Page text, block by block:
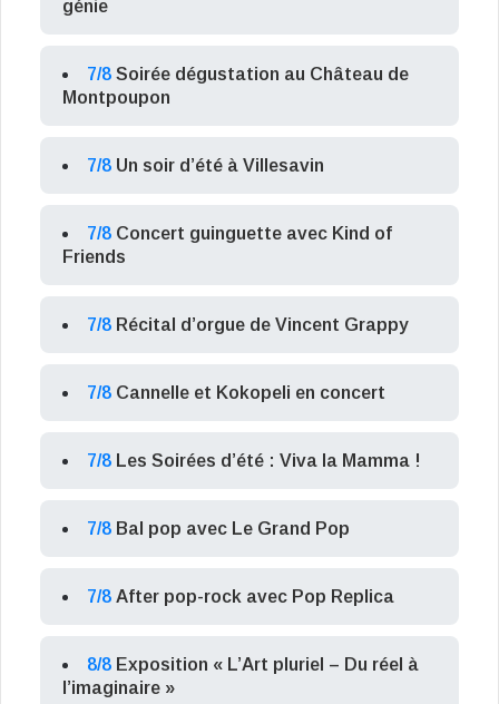
génie
7/8 Soirée dégustation au Château de
Montpoupon
7/8 Un soir d’été à Villesavin
7/8 Concert guinguette avec Kind of
Friends
7/8 Récital d’orgue de Vincent Grappy
7/8 Cannelle et Kokopeli en concert
7/8 Les Soirées d’été : Viva la Mamma !
7/8 Bal pop avec Le Grand Pop
7/8 After pop-rock avec Pop Replica
8/8 Exposition « L’Art pluriel – Du réel à
l’imaginaire »